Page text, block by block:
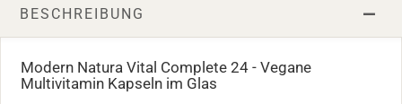
BESCHREIBUNG
Modern Natura Vital Complete 24 - Vegane
Multivitamin Kapseln im Glas